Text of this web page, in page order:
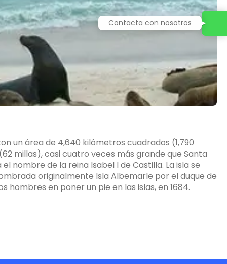
un área de 4,640 kilómetros cuadrados (1,790
millas), casi cuatro veces más grande que Santa
nombre de la reina Isabel I de Castilla. La isla se
originalmente Isla Albemarle por el duque de
en poner un pie en las islas, en 1684.
Contacta con nosotros